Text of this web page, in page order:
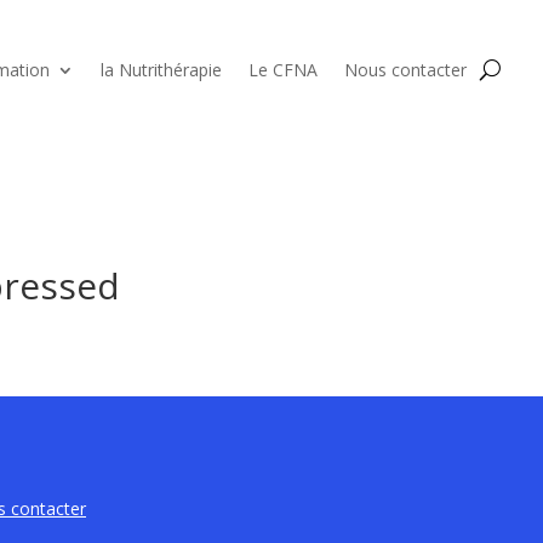
la Nutrithérapie Le CFNA Nous contacter
contacter